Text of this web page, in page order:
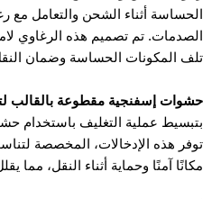
الحساسة أثناء الشحن والتعامل مع
الصدمات. تم تصميم هذه الرغاوي
تلف المكونات الحساسة وضمان النقل
حشوات إسفنجية مقطوعة بالقالب
بتبسيط عملية التغليف باستخدام
توفر هذه الإدخالات، المخصصة
مكانًا آمنًا وحماية أثناء النقل، مما